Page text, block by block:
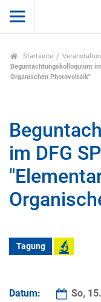
Startseite
Beguntachtungskolloquium
Organischen Photovoltaik"
im DFG
Tagung
Datum: So,